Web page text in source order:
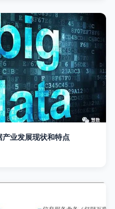
业发展现状和特点